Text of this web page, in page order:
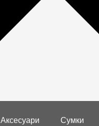
Аксесуари Сумки